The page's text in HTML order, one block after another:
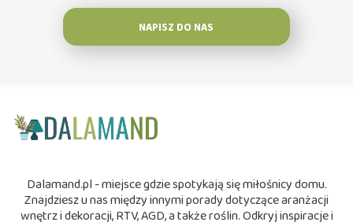
NAPISZ DO NAS
Dalamand.pl - miejsce gdzie spotykają się miłośnicy domu.
Znajdziesz u nas między innymi porady dotyczące aranżacji
wnętrz i dekoracji, RTV, AGD, a także roślin. Odkryj inspiracje i